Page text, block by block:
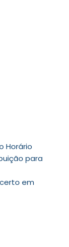
Horário
para
em